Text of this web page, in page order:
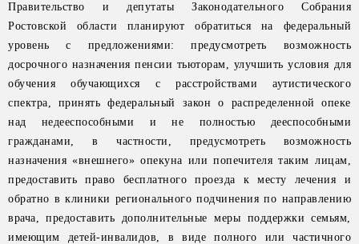
Правительство и депутаты Законодательного Собрания
Ростовской области планируют обратиться на федеральный
уровень с предложениями: предусмотреть возможность
досрочного назначения пенсии тьюторам, улучшить условия для
обучения обучающихся с расстройствами аутистического
спектра, принять федеральный закон о распределенной опеке
над недееспособными и не полностью дееспособными
гражданами, в частности, предусмотреть возможность
назначения «внешнего» опекуна или попечителя таким лицам,
предоставить право бесплатного проезда к месту лечения и
обратно в клиники регионального подчинения по направлению
врача, предоставить дополнительные меры поддержки семьям,
имеющим детей-инвалидов, в виде полного или частичного